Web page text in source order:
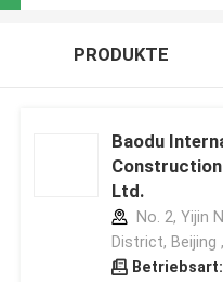
PRODUKTE
Baodu
Ltd.
No. 2, Yijin
District, Beijing ,
Betriebsart: